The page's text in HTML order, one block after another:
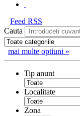
Feed RSS
Cauta
mai multe optiuni »
Tip anunt
Localitate
Zona